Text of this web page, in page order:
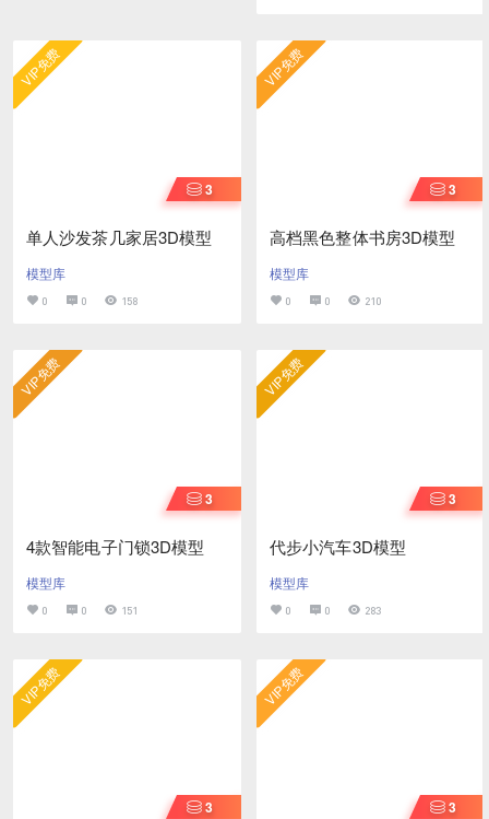
3
单人沙发茶几家居3D模型
VIP免费
模型库
0 0 158
3
高档黑色整体书房3D模型
VIP免费
模型库
0 0 210
3
4款智能电子门锁3D模型
VIP免费
模型库
0 0 151
3
代步小汽车3D模型
VIP免费
模型库
0 0 283
3
VIP免费
3
VIP免费